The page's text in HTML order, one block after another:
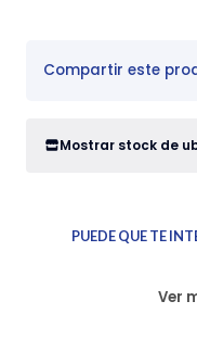
Compartir este
Mostrar stock de
PUEDE QUE TE
Ver